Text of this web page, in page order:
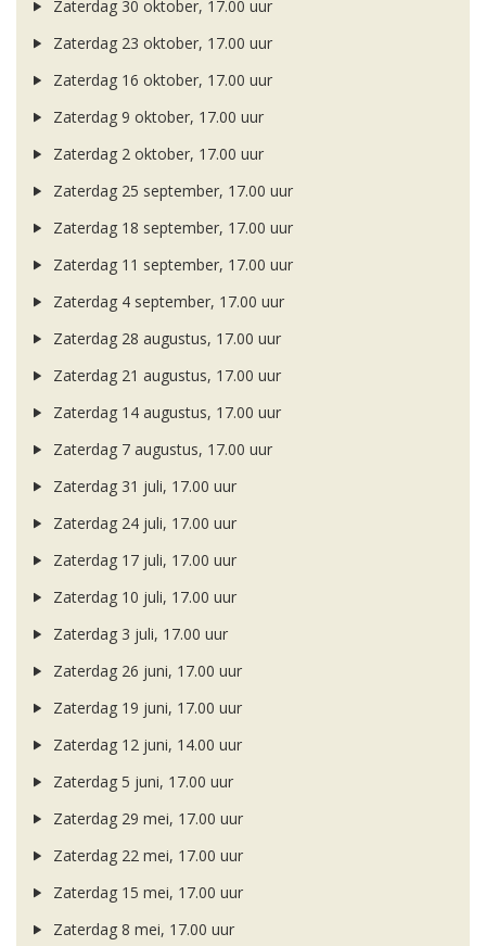
Zaterdag 30 oktober, 17.00 uur
Zaterdag 23 oktober, 17.00 uur
Zaterdag 16 oktober, 17.00 uur
Zaterdag 9 oktober, 17.00 uur
Zaterdag 2 oktober, 17.00 uur
Zaterdag 25 september, 17.00 uur
Zaterdag 18 september, 17.00 uur
Zaterdag 11 september, 17.00 uur
Zaterdag 4 september, 17.00 uur
Zaterdag 28 augustus, 17.00 uur
Zaterdag 21 augustus, 17.00 uur
Zaterdag 14 augustus, 17.00 uur
Zaterdag 7 augustus, 17.00 uur
Zaterdag 31 juli, 17.00 uur
Zaterdag 24 juli, 17.00 uur
Zaterdag 17 juli, 17.00 uur
Zaterdag 10 juli, 17.00 uur
Zaterdag 3 juli, 17.00 uur
Zaterdag 26 juni, 17.00 uur
Zaterdag 19 juni, 17.00 uur
Zaterdag 12 juni, 14.00 uur
Zaterdag 5 juni, 17.00 uur
Zaterdag 29 mei, 17.00 uur
Zaterdag 22 mei, 17.00 uur
Zaterdag 15 mei, 17.00 uur
Zaterdag 8 mei, 17.00 uur